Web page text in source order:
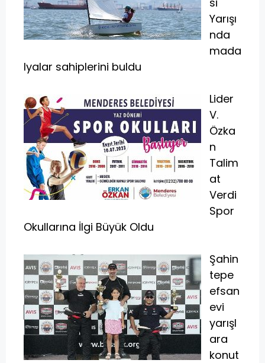
Yarışı
nda
mada
lyalar sahiplerini buldu
Lider
V.
Özka
n
Talim
at
Verdi
Spor
Okullarına İlgi Büyük Oldu
Şahin
tepe
efsan
evi
yarışl
ara
konut